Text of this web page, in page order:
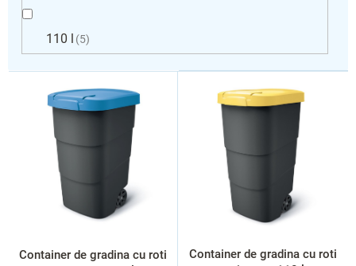
110 l 5
L
Container de gradina cu roti
Container de gradina cu roti